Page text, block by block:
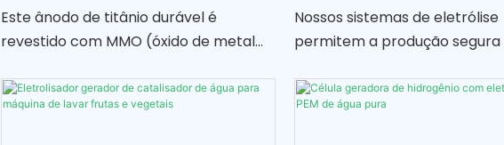
de titânio durável
Este ânodo de titânio durável é
revestido com MMO (óxido de metal
para uso em máquinas de lavar frutas
e vegetais. Fornece desinfecção
local
Nossos sistemas de eletrólise
permitem a produção segura
local, fornecendo uma
econômica e eficiente para